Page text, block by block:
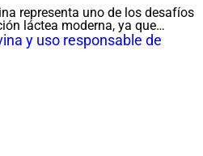
representa uno de los desafíos
láctea moderna, ya que…
y uso responsable de